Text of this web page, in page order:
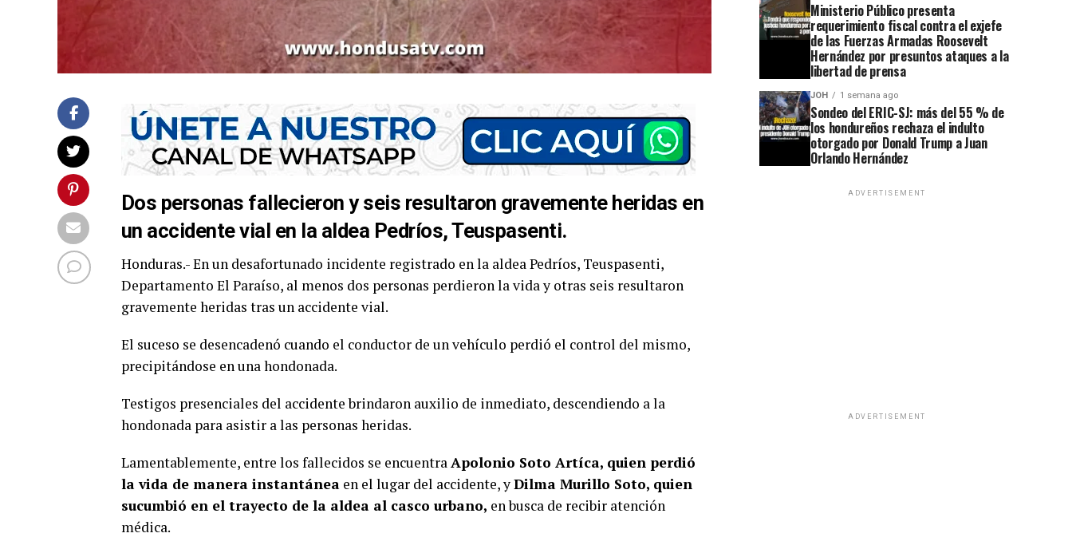
Dos personas fallecieron y seis resultaron gravemente heridas en
un accidente vial en la aldea Pedríos, Teuspasenti.
Honduras.- En un desafortunado incidente registrado en la aldea Pedríos, Teuspasenti,
Departamento El Paraíso, al menos dos personas perdieron la vida y otras seis resultaron
gravemente heridas tras un accidente vial.
El suceso se desencadenó cuando el conductor de un vehículo perdió el control del mismo,
precipitándose en una hondonada.
Testigos presenciales del accidente brindaron auxilio de inmediato, descendiendo a la
hondonada para asistir a las personas heridas.
Lamentablemente, entre los fallecidos se encuentra Apolonio Soto Artíca, quien perdió
la vida de manera instantánea en el lugar del accidente, yDilma Murillo Soto, quien
sucumbió en el trayecto de la aldea al casco urbano, en busca de recibir atención
médica.
Ministerio Público presenta
requerimiento fiscal contra el exjefe
de las Fuerzas Armadas Roosevelt
Hernández por presuntos ataques a la
libertad de prensa
JOH 1 semana ago
Sondeo del ERIC-SJ: más del 55 % de
los hondureños rechaza el indulto
otorgado por Donald Trump a Juan
Orlando Hernández
ADVERTISEMENT
ADVERTISEMENT